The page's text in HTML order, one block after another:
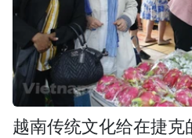
越南传统文化给在捷